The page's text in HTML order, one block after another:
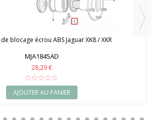
blocage écrou ABS Jaguar XK8 / XKR
MJA1845AD
28,29 €
AJOUTER AU PANIER